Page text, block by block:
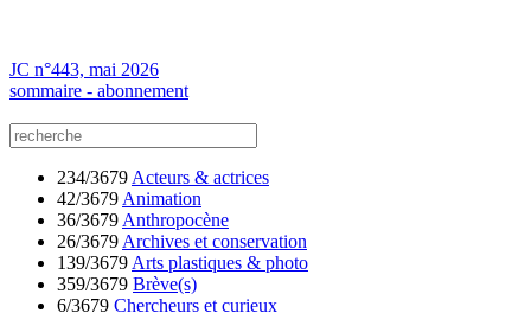
JC n°443, mai 2026
sommaire - abonnement
234/3679 Acteurs & actrices
42/3679 Animation
36/3679 Anthropocène
26/3679 Archives et conservation
139/3679 Arts plastiques & photo
359/3679 Brève(s)
6/3679 Chercheurs et curieux